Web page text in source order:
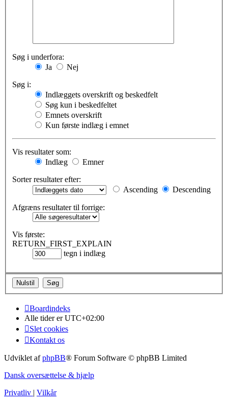
Søg i underfora:
Ja
Nej
Søg i:
Indlæggets overskrift og beskedfelt
Søg kun i beskedfeltet
Emnets overskrift
Kun første indlæg i emnet
Vis resultater som:
Indlæg
Emner
Sorter resultater efter:
Ascending
Descending
Afgræns resultater til forrige:
Vis første:
RETURN_FIRST_EXPLAIN
tegn i indlæg
Boardindeks
Alle tider erUTC+02:00
Slet cookies
Kontakt os
Udviklet afphpBB® Forum Software © phpBB Limited
Dansk oversættelse & hjælp
Privatliv | Vilkår